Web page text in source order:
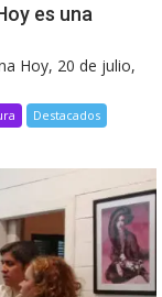
es una
Hoy, 20 de julio,
Destacados